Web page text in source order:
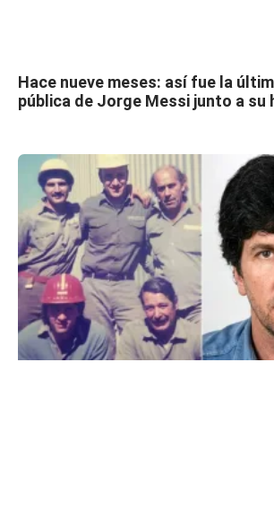
Hace nueve meses: así fue la
pública de Jorge Messi junto a su